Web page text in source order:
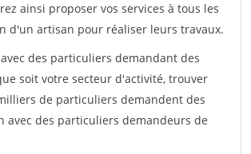
ainsi proposer vos services à tous les
d'un artisan pour réaliser leurs travaux.
des particuliers demandant des
soit votre secteur d'activité, trouver
de particuliers demandent des
avec des particuliers demandeurs de